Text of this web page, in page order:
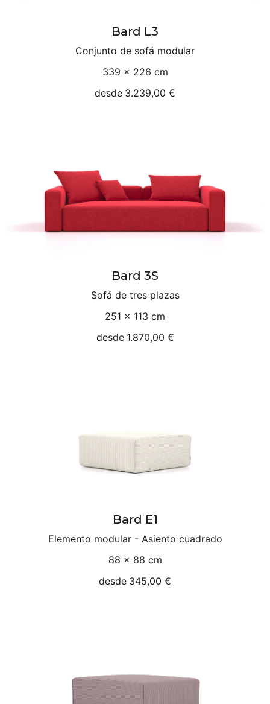
Bard L3
Conjunto de sofá modular
339 × 226 cm
desde 3.239,00 €
Bard 3S
Sofá de tres plazas
251 × 113 cm
desde 1.870,00 €
Bard E1
Elemento modular - Asiento cuadrado
88 × 88 cm
desde 345,00 €